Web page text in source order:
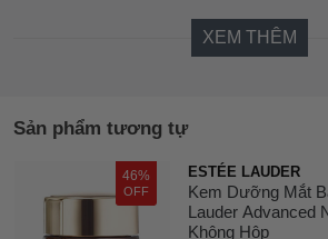
XEM THÊM
Sản phẩm tương tự
46%
OFF
ESTÉE LAUDER
Kem Dưỡng Mắt
Lauder Advanced
Không Hộp